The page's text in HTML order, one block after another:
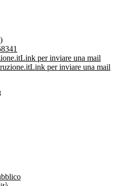
Link per inviare una mail
Link per inviare una mail